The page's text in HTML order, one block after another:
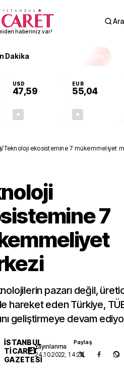
haberiniz var!
Ara
Dakika EKSTRA
USD
47,59
EUR
55,04
/Teknoloji ekosistemine 7 mükemmeliyet
7
pazarı değil,
hareket eden Türkiye,
geliştirmeye devam
İSTANBUL
TICARET
GAZETESI
Yayınlanma
24.10.2022, 14:20
Paylaş